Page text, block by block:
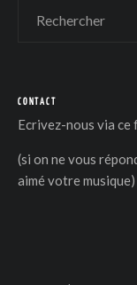
CONTACT
Ecrivez-nous via ce
(si on ne vous
aimé votre musique)